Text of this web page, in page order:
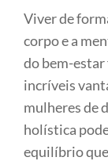
Viver de
corpo e a
do bem-
incríveis
mulheres de
holística
equilíbrio